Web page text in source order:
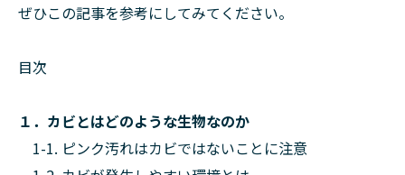
ぜひこの記事を参考にしてみてください。
目次
１．カビとはどのような生物なのか
1-1. ピンク汚れはカビではないことに注意